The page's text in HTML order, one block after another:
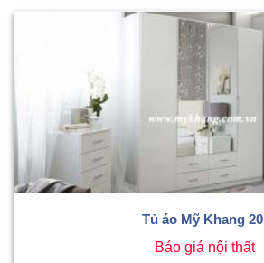
Tủ áo Mỹ Khang 20
Báo giá nội thất